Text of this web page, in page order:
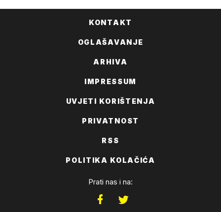
KONTAKT
OGLAŠAVANJE
ARHIVA
IMPRESSUM
UVJETI KORIŠTENJA
PRIVATNOST
RSS
POLITIKA KOLAČIĆA
Prati nas i na: